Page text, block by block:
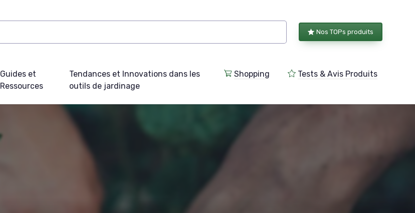
Nos TOPs produits
Guides et
Ressources
Tendances et Innovations dans les
outils de jardinage
Shopping Tests & Avis Produits